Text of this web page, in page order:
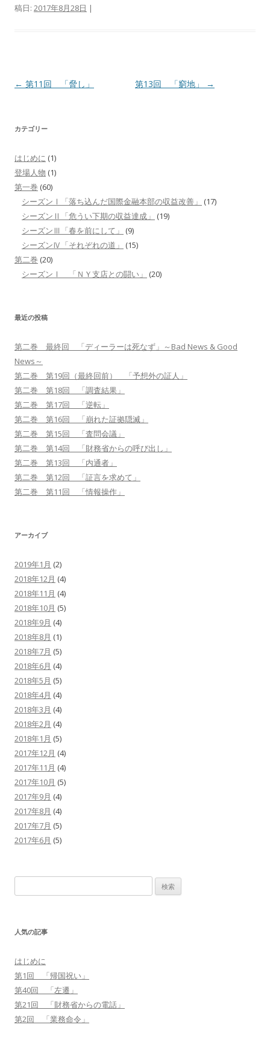
稿日: 2017年8月28日 |
投
ビ
ー
シ
ョ
ン
← 第11回 「脅し」 第13回 「窮地」 →
カテゴリー
はじめに (1)
登場人物 (1)
第一巻 (60)
シーズンⅠ「落ち込んだ国際金融本部の収益改善」
(17)
シーズンⅡ「危うい下期の収益達成」
(19)
シーズンⅢ「春を前にして」
(9)
シーズンⅣ「それぞれの道」
(15)
第二巻 (20)
シーズンⅠ 「ＮＹ支店との闘い」
(20)
最近の投稿
第二巻 最終回 「ディーラーは死なず」～Bad News & Good
News～
第二巻 第19回（最終回前） 「予想外の証人」
第二巻 第18回 「調査結果」
第二巻 第17回 「逆転」
第二巻 第16回 「崩れた証拠隠滅」
第二巻 第15回 「査問会議」
第二巻 第14回 「財務省からの呼び出し」
第二巻 第13回 「内通者」
第二巻 第12回 「証言を求めて」
第二巻 第11回 「情報操作」
アーカイブ
2019年1月 (2)
2018年12月 (4)
2018年11月 (4)
2018年10月 (5)
2018年9月 (4)
2018年8月 (1)
2018年7月 (5)
2018年6月 (4)
2018年5月 (5)
2018年4月 (4)
2018年3月 (4)
2018年2月 (4)
2018年1月 (5)
2017年12月 (4)
2017年11月 (4)
2017年10月 (5)
2017年9月 (4)
2017年8月 (4)
2017年7月 (5)
2017年6月 (5)
索
人気の記事
はじめに
第1回 「帰国祝い」
第40回 「左遷」
第21回 「財務省からの電話」
第2回 「業務命令」